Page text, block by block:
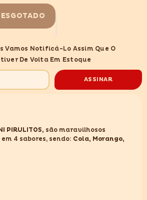
ESGOTADO
Vamos Notificá-Lo Assim Que O
De Volta Em Estoque
ASSINAR
PIRULITOS, são maravilhosos
4 sabores, sendo: Cola, Morango,